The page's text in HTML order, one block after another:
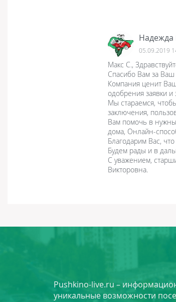
05.09.2019
Макс С.,
Спасибо Вам за
Компания ценит
одобрения заявки
Мы стараемся,
заключения,
Вам помочь в
дома, Онлайн-
Благодарим Вас,
Будем рады и в
С уважением,
Викторовна.
Pushkino-live.ru –
уникальные возможности